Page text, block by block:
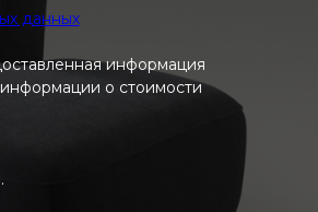
данных
информация
о стоимости